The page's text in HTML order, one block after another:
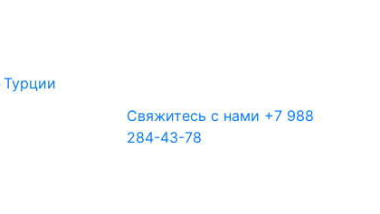
Свяжитесь с нами +7 988
284-43-78